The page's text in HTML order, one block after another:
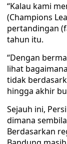
“Kalau kami
(Champions
pertandingan
tahun itu.
“Dengan
lihat
tidak
hingga akhir
Sejauh ini,
dimana
Berdasarkan